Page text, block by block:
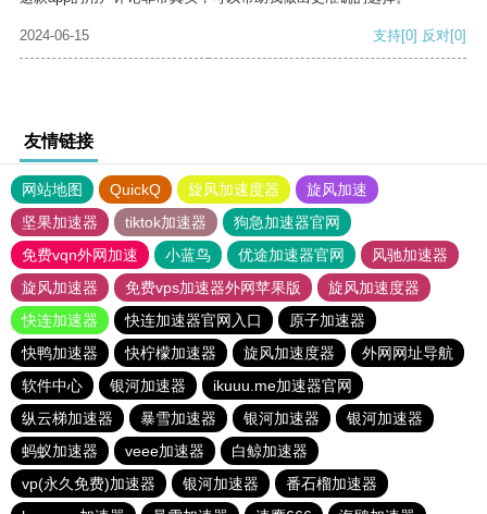
2024-06-15 支持[0] 反对[0]
友情链接
网站地图 QuickQ 旋风加速度器
旋风加速
坚果加速器
tiktok加速器
狗急加速器官网
免费vqn外网加速
小蓝鸟 优途加速器官网
风驰加速器
旋风加速器
免费vps加速器外网苹果版
旋风加速度器
快连加速器
快连加速器官网入口
原子加速器
快鸭加速器
快柠檬加速器 旋风加速度器
外网网址导航
软件中心
银河加速器
ikuuu.me加速器官网
纵云梯加速器
暴雪加速器 银河加速器
银河加速器
蚂蚁加速器
veee加速器
白鲸加速器
vp(永久免费)加速器
银河加速器
番石榴加速器